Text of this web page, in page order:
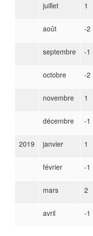
juillet 1
août -2
septembre -1
octobre -2
novembre 1
décembre -1
2019 janvier 1
février -1
mars 2
avril -1